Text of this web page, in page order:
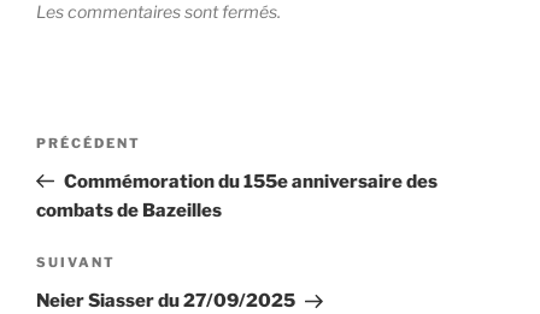
Les commentaires sont fermés.
Navigation
l’article
Article
précédent
PRÉCÉDENT
Commémoration du 155e anniversaire des
combats de Bazeilles
Article
suivant
SUIVANT
Neier Siasser du 27/09/2025